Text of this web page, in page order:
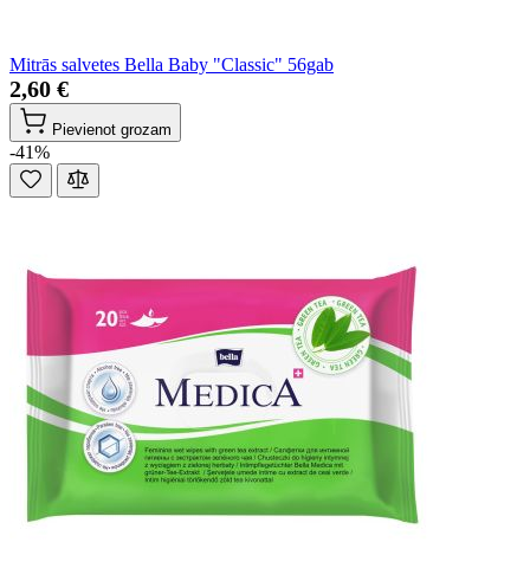
Mitrās salvetes Bella Baby "Classic" 56gab
2,60 €
Pievienot grozam
-41%